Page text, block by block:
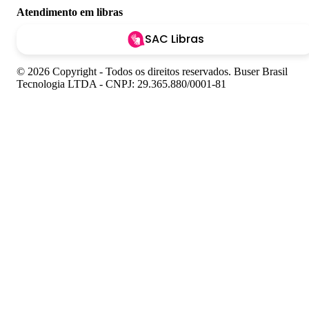
Atendimento em libras
SAC Libras
© 2026 Copyright - Todos os direitos reservados. Buser Brasil
Tecnologia LTDA - CNPJ: 29.365.880/0001-81